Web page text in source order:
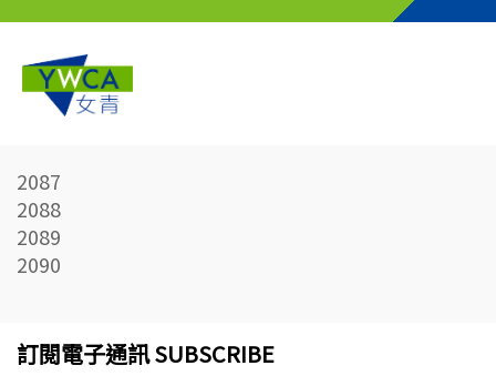
2087
2088
2089
2090
訂閱電子通訊 SUBSCRIBE